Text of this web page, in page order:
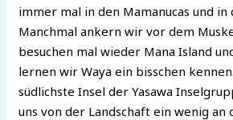
immer mal in den Mamanucas und in
Manchmal ankern wir vor dem
besuchen mal wieder Mana Island
lernen wir Waya ein bisschen
südlichste Insel der Yasawa
uns von der Landschaft ein wenig an